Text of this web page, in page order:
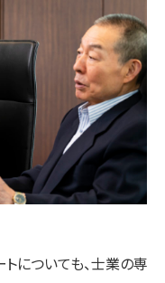
についても、士業の専